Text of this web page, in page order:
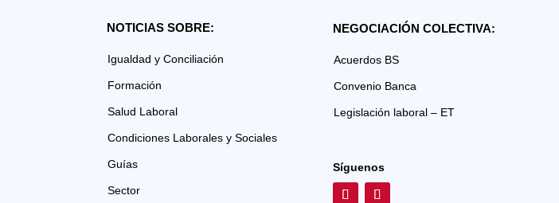
NOTICIAS SOBRE:
Igualdad y Conciliación
Formación
Salud Laboral
Condiciones Laborales y Sociales
Guías
Sector
NEGOCIACIÓN COLECTIVA:
Acuerdos BS
Convenio Banca
Legislación laboral – ET
Síguenos